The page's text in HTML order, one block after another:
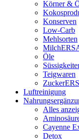
Körner &
Konserven
Low-Carb
Mehlsorten
Öle
Teigwaren
Luftreinigung
Alles
Cayenne
Detox